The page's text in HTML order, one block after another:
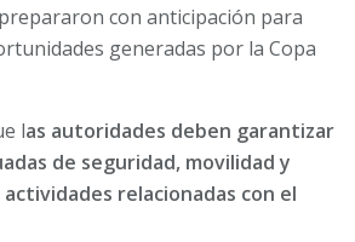
con anticipación para
generadas por la Copa
las autoridades deben garantizar
de seguridad, movilidad y
relacionadas con el